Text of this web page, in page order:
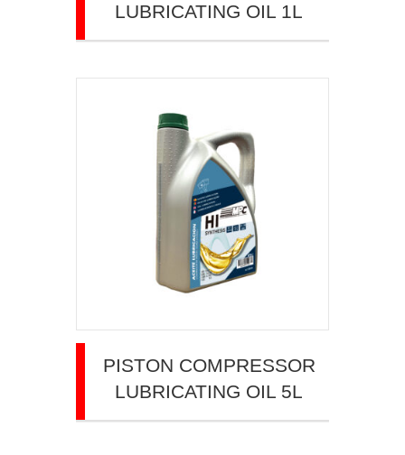
LUBRICATING OIL 1L
PISTON COMPRESSOR
LUBRICATING OIL 5L